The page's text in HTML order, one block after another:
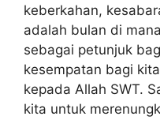
keberkahan,
adalah bulan di
sebagai petunjuk
kesempatan bagi
kepada Allah SWT.
kita untuk